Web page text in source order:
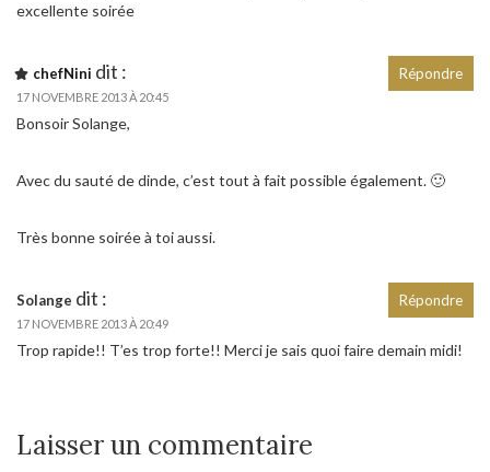
excellente soirée
chefNini dit :
17 NOVEMBRE 2013 À 20:45
Bonsoir Solange,
Avec du sauté de dinde, c’est tout à fait possible également. 🙂
Très bonne soirée à toi aussi.
Répondre
Solange dit :
17 NOVEMBRE 2013 À 20:49
Trop rapide!! T’es trop forte!! Merci je sais quoi faire demain midi!
Répondre
Laisser un commentaire